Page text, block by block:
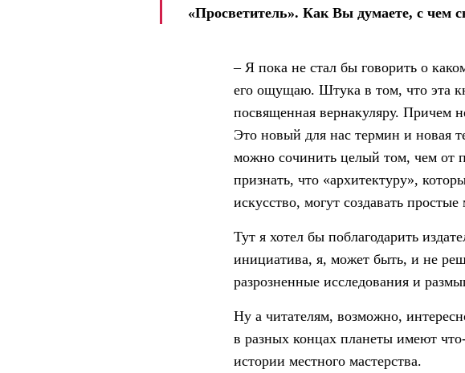
«Просветитель». Как Вы думаете, с чем
– Я пока не стал бы говорить о
его ощущаю. Штука в том, что эта
посвященная вернакуляру. Причем
Это новый для нас термин и новая
можно сочинить целый том, чем от
признать, что «архитектуру»,
искусство, могут создавать
Тут я хотел бы поблагодарить
инициатива, я, может быть, и не
разрозненные исследования и
Ну а читателям, возможно,
в разных концах планеты имеют
истории местного мастерства.